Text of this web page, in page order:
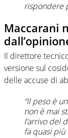
rispondere
Maccarani
Il direttore
versione sul
delle accuse di
“Il peso è
non è mai
l’arrivo del
fa quasi più